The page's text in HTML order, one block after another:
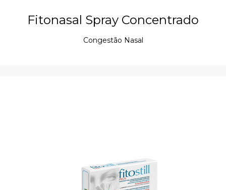
Fitonasal Spray Concentrado
Congestão Nasal